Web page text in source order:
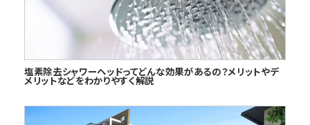
塩素除去シャワーヘッドってどんな効果があるの？メリットやデ
メリットなどをわかりやすく解説